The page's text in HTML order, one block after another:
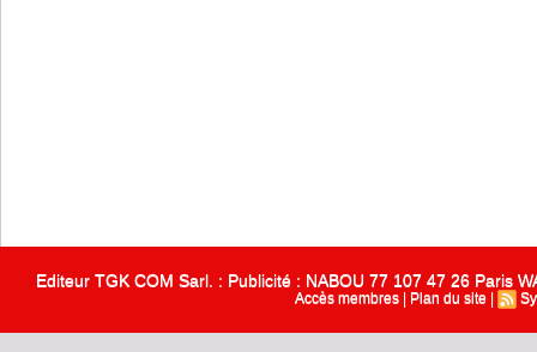
Editeur TGK COM Sarl. : Publicité : NABOU 77 107 47 26 Paris
Accès membres Plan du site